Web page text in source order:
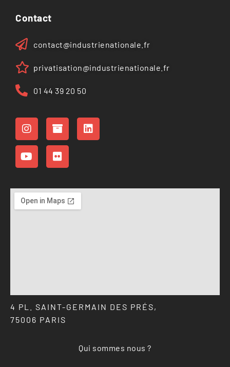
Contact
contact@industrienationale.fr
privatisation@industrienationale.fr
01 44 39 20 50
4 PL. SAINT-GERMAIN DES PRÉS,
75006 PARIS
Qui sommes nous ?